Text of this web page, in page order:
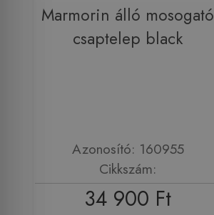
Marmorin álló mosogató
csaptelep black
Azonosító: 160955
Cikkszám:
34 900 Ft